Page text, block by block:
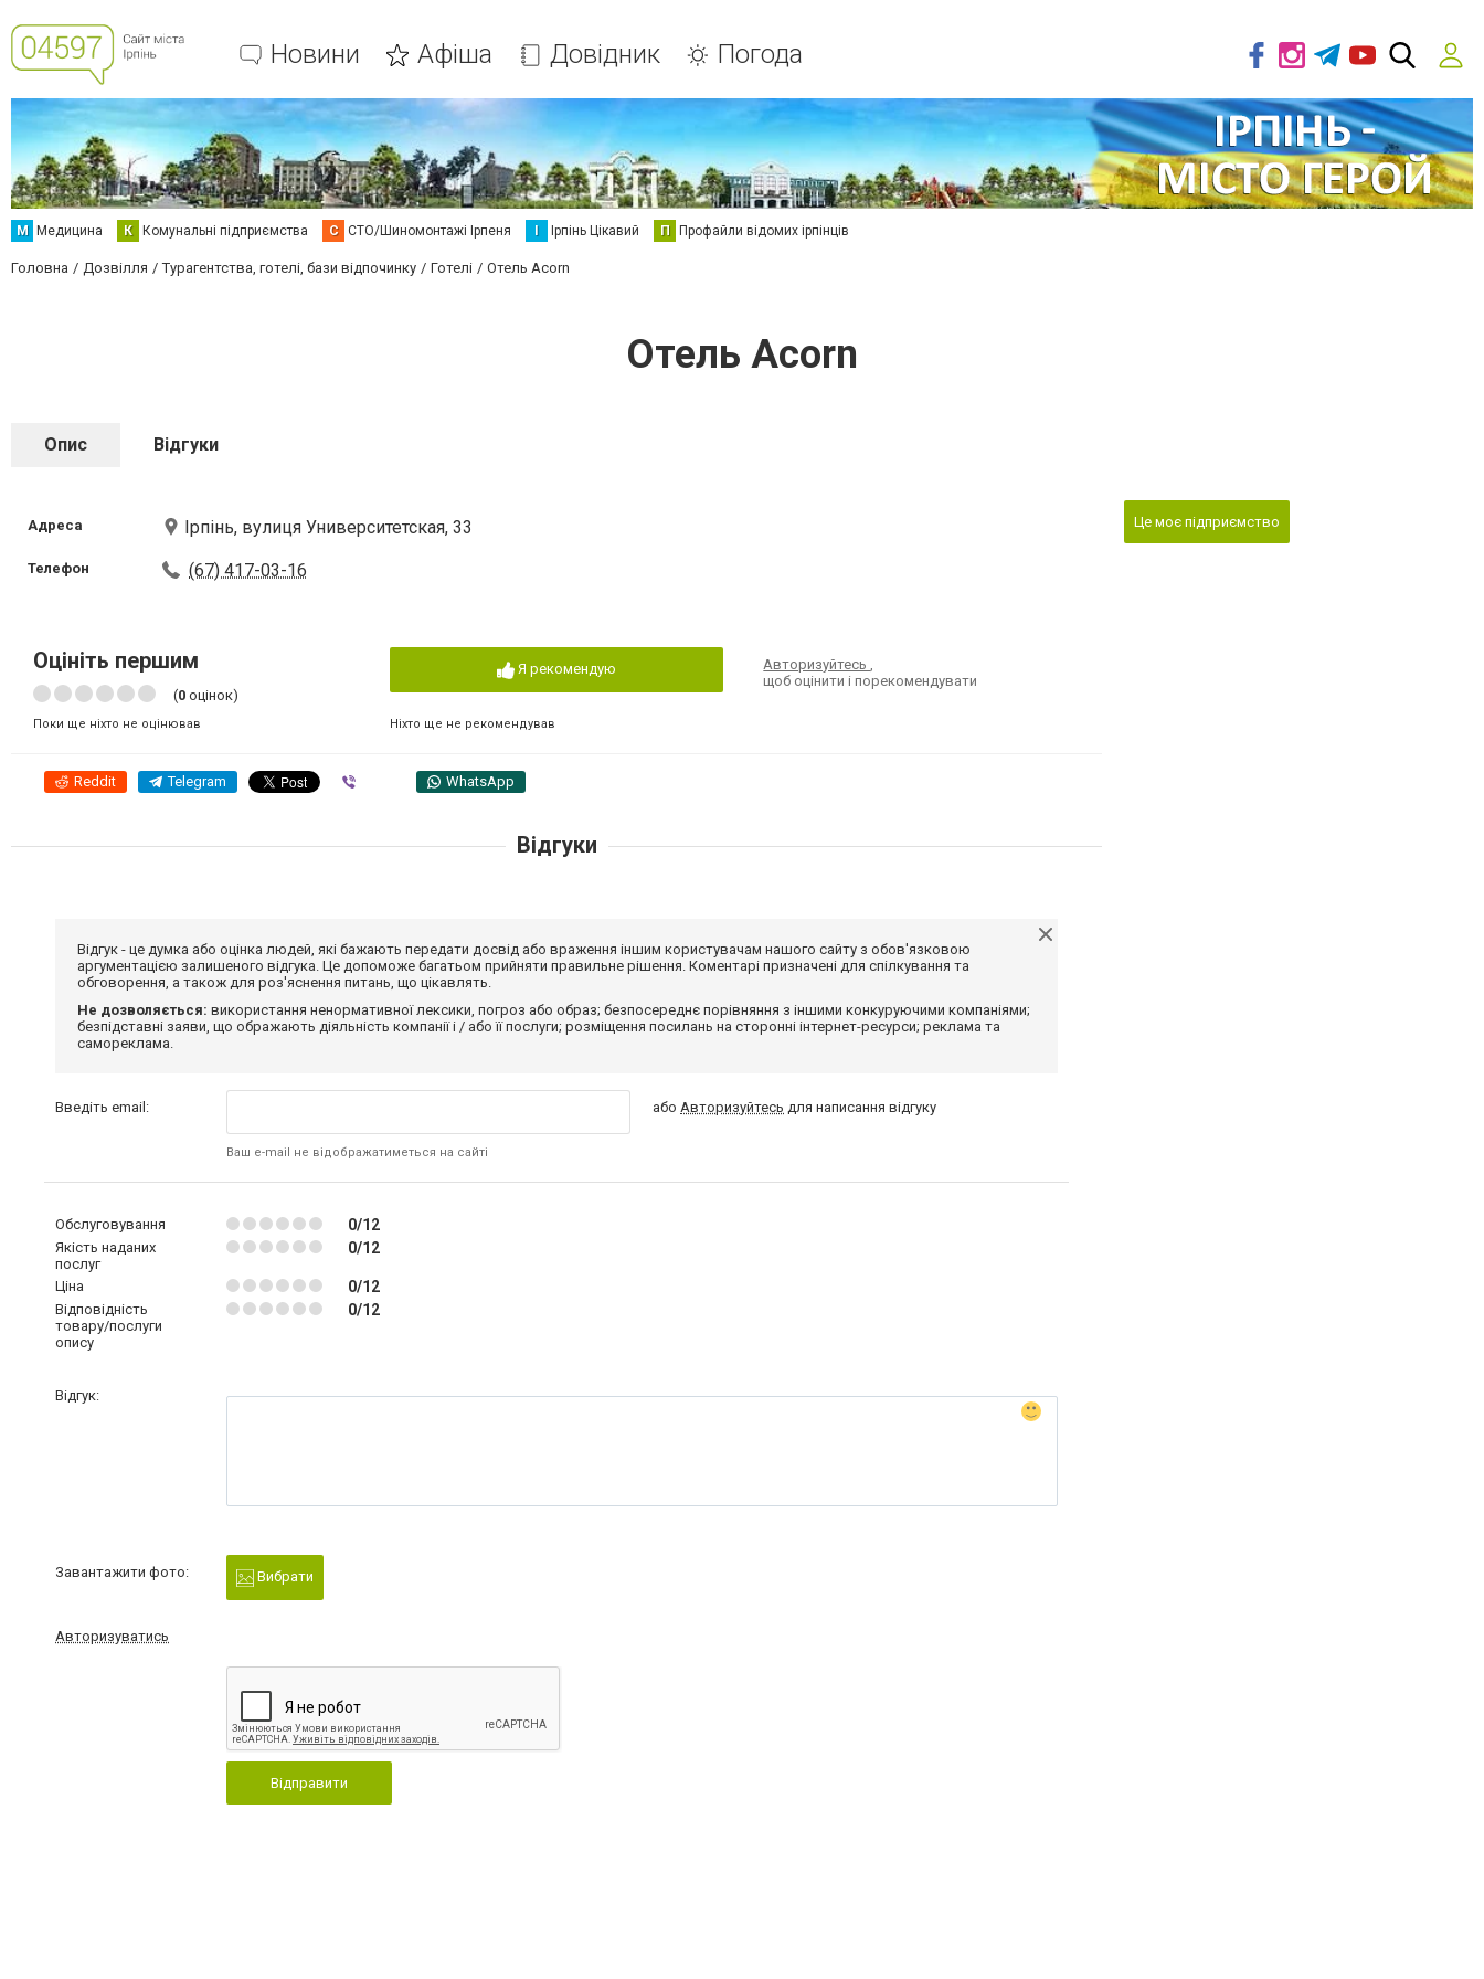
Новини Афіша Довідник Погода
М Медицина К Комунальні підприємства С СТО/Шиномонтажі Ірпеня І Ірпінь Цікавий П Профайли відомих ірпінців
Головна Дозвілля Турагентства, готелі, бази відпочинку Готелі Отель Acorn
Отель Acorn
Опис Відгуки
Адреса Ірпінь, вулиця Университетская, 33
Телефон (67) 417-03-16
Оцініть першим
(0 оцінок)
Поки ще ніхто не оцінював
Я рекомендую
Ніхто ще не рекомендував
Авторизуйтесь,
щоб оцінити і порекомендувати
Reddit Telegram WhatsApp
Це моє підприємство
Відгуки
Відгук - це думка або оцінка людей, які бажають передати досвід або враження іншим користувачам нашого сайту з обов'язковою
аргументацією залишеного відгука. Це допоможе багатьом прийняти правильне рішення. Коментарі призначені для спілкування та
обговорення, а також для роз'яснення питань, що цікавлять.
Не дозволяється: використання ненормативної лексики, погроз або образ; безпосереднє порівняння з іншими конкуруючими компаніями;
безпідставні заяви, що ображають діяльність компанії і / або її послуги; розміщення посилань на сторонні інтернет-ресурси; реклама та
самореклама.
Введіть email:
Ваш e-mail не відображатиметься на сайті
абоАвторизуйтесь для написання відгуку
Обслуговування 0/12
Якість наданих
послуг
0/12
Ціна 0/12
Відповідність
товару/послуги
опису
0/12
Відгук:
Завантажити фото: Вибрати
Авторизуватись
Відправити